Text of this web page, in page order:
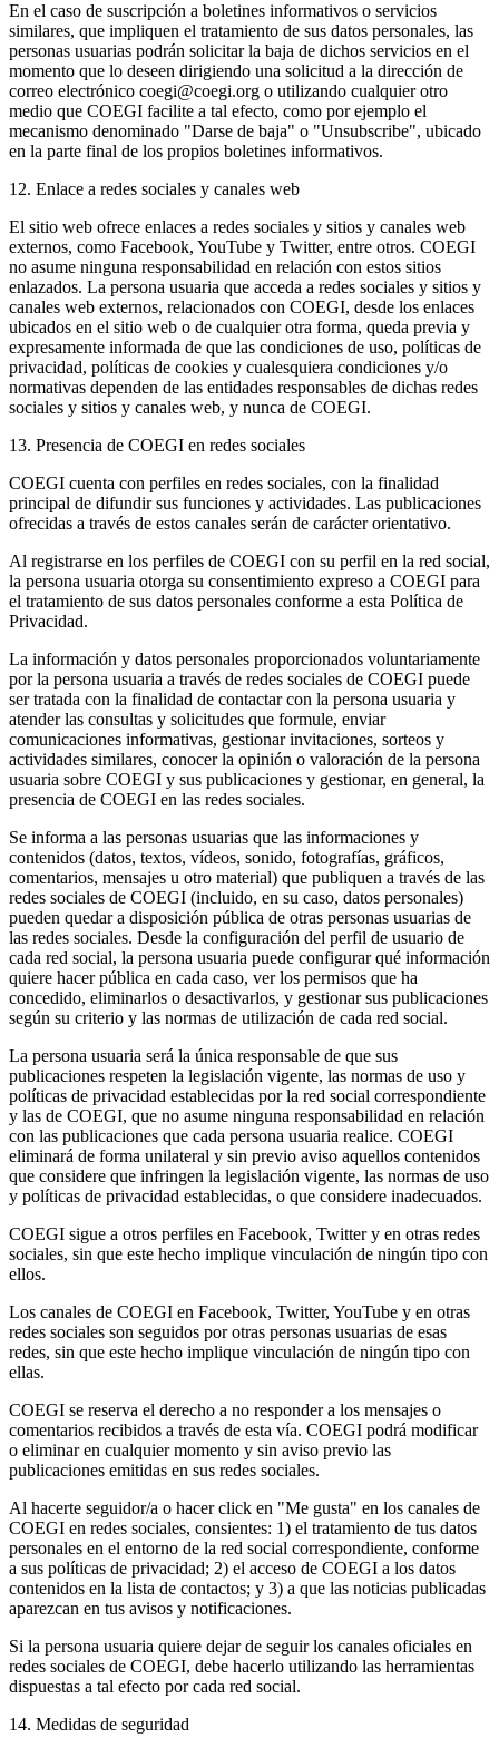
En el caso de suscripción a boletines informativos o servicios
similares, que impliquen el tratamiento de sus datos personales, las
personas usuarias podrán solicitar la baja de dichos servicios en el
momento que lo deseen dirigiendo una solicitud a la dirección de
correo electrónico coegi@coegi.org o utilizando cualquier otro
medio que COEGI facilite a tal efecto, como por ejemplo el
mecanismo denominado "Darse de baja" o "Unsubscribe", ubicado
en la parte final de los propios boletines informativos.
12. Enlace a redes sociales y canales web
El sitio web ofrece enlaces a redes sociales y sitios y canales web
externos, como Facebook, YouTube y Twitter, entre otros. COEGI
no asume ninguna responsabilidad en relación con estos sitios
enlazados. La persona usuaria que acceda a redes sociales y sitios y
canales web externos, relacionados con COEGI, desde los enlaces
ubicados en el sitio web o de cualquier otra forma, queda previa y
expresamente informada de que las condiciones de uso, políticas de
privacidad, políticas de cookies y cualesquiera condiciones y/o
normativas dependen de las entidades responsables de dichas redes
sociales y sitios y canales web, y nunca de COEGI.
13. Presencia de COEGI en redes sociales
COEGI cuenta con perfiles en redes sociales, con la finalidad
principal de difundir sus funciones y actividades. Las publicaciones
ofrecidas a través de estos canales serán de carácter orientativo.
Al registrarse en los perfiles de COEGI con su perfil en la red social,
la persona usuaria otorga su consentimiento expreso a COEGI para
el tratamiento de sus datos personales conforme a esta Política de
Privacidad.
La información y datos personales proporcionados voluntariamente
por la persona usuaria a través de redes sociales de COEGI puede
ser tratada con la finalidad de contactar con la persona usuaria y
atender las consultas y solicitudes que formule, enviar
comunicaciones informativas, gestionar invitaciones, sorteos y
actividades similares, conocer la opinión o valoración de la persona
usuaria sobre COEGI y sus publicaciones y gestionar, en general, la
presencia de COEGI en las redes sociales.
Se informa a las personas usuarias que las informaciones y
contenidos (datos, textos, vídeos, sonido, fotografías, gráficos,
comentarios, mensajes u otro material) que publiquen a través de las
redes sociales de COEGI (incluido, en su caso, datos personales)
pueden quedar a disposición pública de otras personas usuarias de
las redes sociales. Desde la configuración del perfil de usuario de
cada red social, la persona usuaria puede configurar qué información
quiere hacer pública en cada caso, ver los permisos que ha
concedido, eliminarlos o desactivarlos, y gestionar sus publicaciones
según su criterio y las normas de utilización de cada red social.
La persona usuaria será la única responsable de que sus
publicaciones respeten la legislación vigente, las normas de uso y
políticas de privacidad establecidas por la red social correspondiente
y las de COEGI, que no asume ninguna responsabilidad en relación
con las publicaciones que cada persona usuaria realice. COEGI
eliminará de forma unilateral y sin previo aviso aquellos contenidos
que considere que infringen la legislación vigente, las normas de uso
y políticas de privacidad establecidas, o que considere inadecuados.
COEGI sigue a otros perfiles en Facebook, Twitter y en otras redes
sociales, sin que este hecho implique vinculación de ningún tipo con
ellos.
Los canales de COEGI en Facebook, Twitter, YouTube y en otras
redes sociales son seguidos por otras personas usuarias de esas
redes, sin que este hecho implique vinculación de ningún tipo con
ellas.
COEGI se reserva el derecho a no responder a los mensajes o
comentarios recibidos a través de esta vía. COEGI podrá modificar
o eliminar en cualquier momento y sin aviso previo las
publicaciones emitidas en sus redes sociales.
Al hacerte seguidor/a o hacer click en "Me gusta" en los canales de
COEGI en redes sociales, consientes: 1) el tratamiento de tus datos
personales en el entorno de la red social correspondiente, conforme
a sus políticas de privacidad; 2) el acceso de COEGI a los datos
contenidos en la lista de contactos; y 3) a que las noticias publicadas
aparezcan en tus avisos y notificaciones.
Si la persona usuaria quiere dejar de seguir los canales oficiales en
redes sociales de COEGI, debe hacerlo utilizando las herramientas
dispuestas a tal efecto por cada red social.
14. Medidas de seguridad